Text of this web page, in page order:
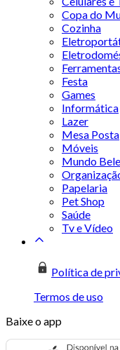
Copa do
Cozinha
Festa
Games
Informática
Lazer
Mesa Posta
Móveis
Mundo
Papelaria
Pet Shop
Saúde
Tv e Vídeo
Política de
Termos de uso
Baixe o app